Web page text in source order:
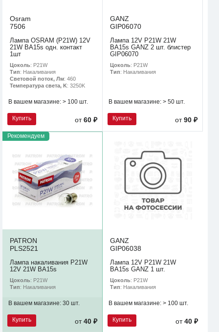
Osram
7506
Лампа OSRAM (P21W) 12V
21W BA15s одн. контакт
1шт
Цоколь: P21W
Тип: Накаливания
Световой поток, Лм: 460
Температура света, K: 3250K
В вашем магазине: > 100 шт.
Купить от60 ₽
GANZ
GIP06070
Лампа 12V P21W 21W
BA15s GANZ 2 шт. блистер
GIP06070
Цоколь: P21W
Тип: Накаливания
В вашем магазине: > 50 шт.
Купить от90 ₽
Рекомендуем
PATRON
PLS2521
Лампа накаливания P21W
12V 21W BA15s
Цоколь: P21W
Тип: Накаливания
В вашем магазине: 30 шт.
Купить от40 ₽
GANZ
GIP06038
Лампа 12V P21W 21W
BA15s GANZ 1 шт.
Цоколь: P21W
Тип: Накаливания
В вашем магазине: > 100 шт.
Купить от40 ₽